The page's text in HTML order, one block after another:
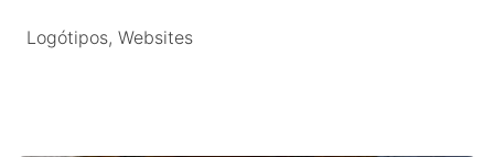
Logótipos, Websites